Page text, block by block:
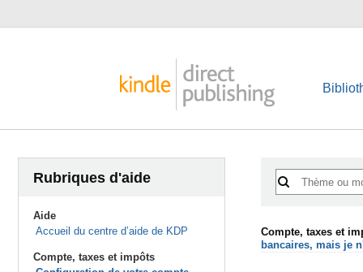
Rubriques d'aide
Aide
Accueil du centre d’aide de KDP
Compte, taxes et impôts
Compte, taxes et
bancaires, mais je